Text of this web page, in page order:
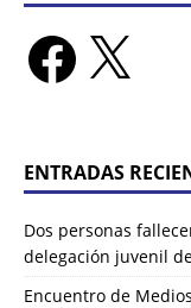
ENTRADAS
Dos personas
delegación juvenil
Encuentro de